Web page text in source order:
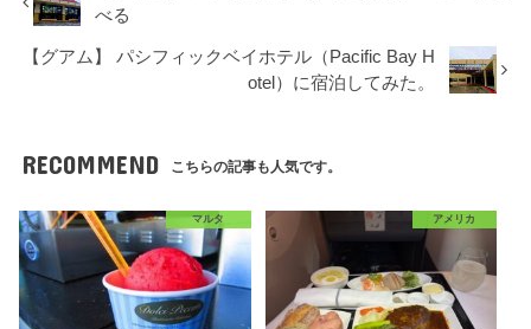
べる
【グアム】 パシフィックベイホテル（Pacific Bay H
otel）に宿泊してみた。
RECOMMEND こちらの記事も人気です。
マルタ アメリカ